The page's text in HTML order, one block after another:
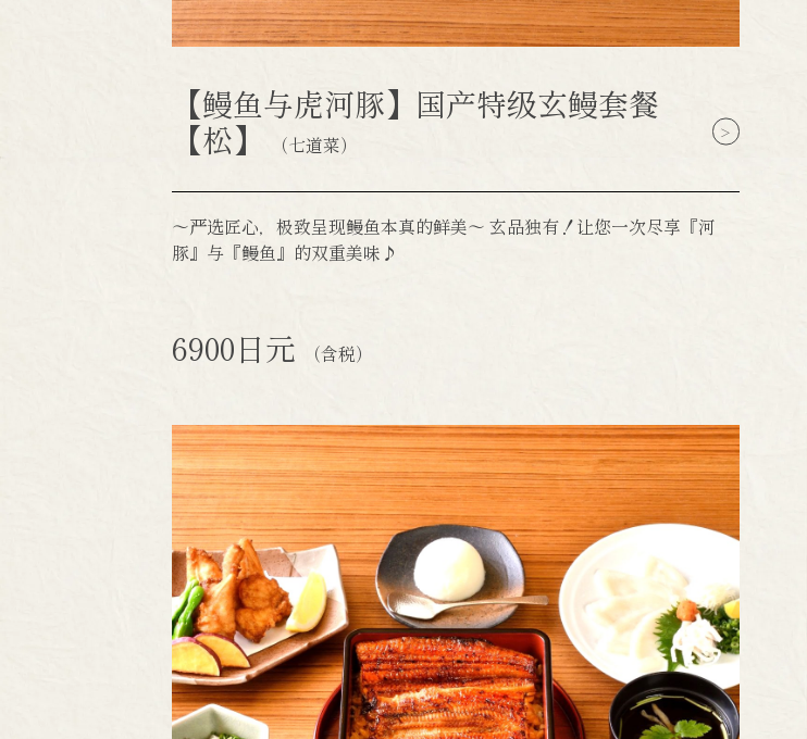
【鳗鱼与虎河豚】国产特级玄鳗套餐
【松】
（七道菜）
～严选匠心，极致呈现鳗鱼本真的鲜美～ 玄品独有！让您一次尽享『河
豚』与『鳗鱼』的双重美味♪
6900日元 （含税）